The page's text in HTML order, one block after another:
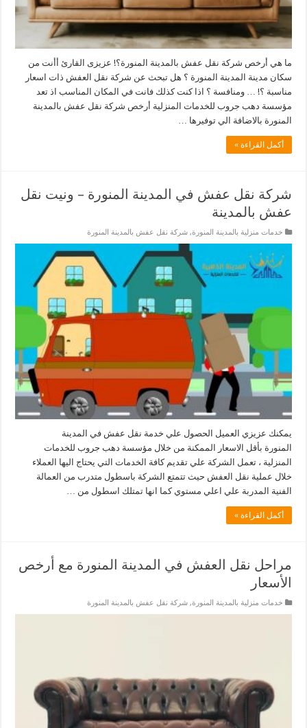
ما هي أرخص شركة نقل عفش بالمدينة المنورة؟! عزيزى القارئ أأنت من
سكان مدينة المدينة المنورة ؟ هل تبحث عن شركة نقل العفش ذات اسعار
مناسبة ؟! … ومنافسة ؟ اذا كنت كذلك فانت في المكان المناسب اذ تعد
مؤسسة دهب جروب للخدمات المنزلية أرخص شركة نقل عفش بالمدينة
المنورة بالاضافة الي توفيرها …
أكمل القراءة »
شركة نقل عفش في المدينة المنورة – ونيت نقل
عفش بالمدينة
خدمات منزلية بالمدينة المنورة,شركة نقل عفش بالمدينة المنورة
يمكنك عزيزي العميل الحصول علي خدمة نقل عفش في المدينة
المنورة بأقل الاسعار الممكنة من خلال مؤسسة دهب جروب للخدمات
المنزلية ، تعمل الشركة علي تقديم كافة الخدمات التي يحتاج اليها العملاء
خلال عملية نقل العفش حيث تتمتع الشركة باسطول متدرب من العمالة
الفنية المدربة علي اعلي مستوي كما انها تمتلك اسطول من …
أكمل القراءة »
مراحل نقل العفش في المدينة المنورة مع أرخص
الأسعار
خدمات منزلية بالمدينة المنورة,شركة نقل عفش بالمدينة المنورة